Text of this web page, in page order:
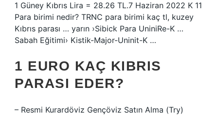
1 Güney Kıbrıs Lira = 28.26 TL.7 Haziran 2022 K 11
Para birimi nedir? TRNC para birimi kaç tl, kuzey
Kıbrıs parası … yarın ›Sibick Para UniniRe-K …
Sabah Eğitimi› Kistik-Major-Uninit-K …
1 EURO KAÇ KIBRIS
PARASI EDER?
– Resmi Kurardöviz Gençöviz Satın Alma (Try)